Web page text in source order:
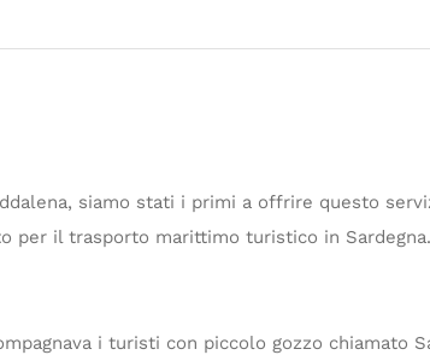
siamo stati i primi a offrire questo
per il trasporto marittimo turistico in Sardegna.
i turisti con piccolo gozzo chiamato